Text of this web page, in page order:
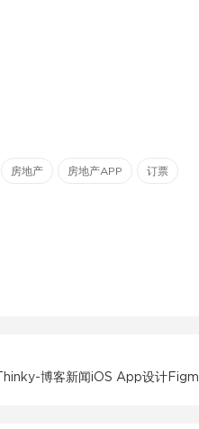
房地产 房地产APP 订票
Thinky-博客新闻iOS App设计